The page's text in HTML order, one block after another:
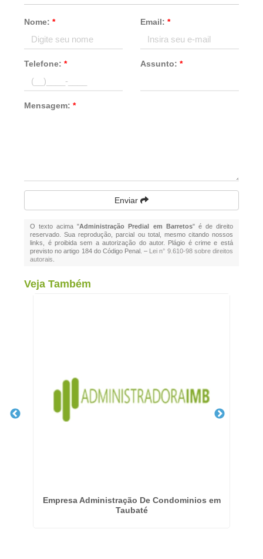
Nome:* Email: *
Telefone:* Assunto: *
Mensagem:*
Enviar
O texto acima "Administração Predial em Barretos" é de direito
reservado. Sua reprodução, parcial ou total, mesmo citando nossos
links, é proibida sem a autorização do autor. Plágio é crime e está
previsto no artigo 184 do Código Penal. – Lei n° 9.610-98 sobre direitos
autorais
Veja Também
Empresa Administração De Condominios em
Taubaté